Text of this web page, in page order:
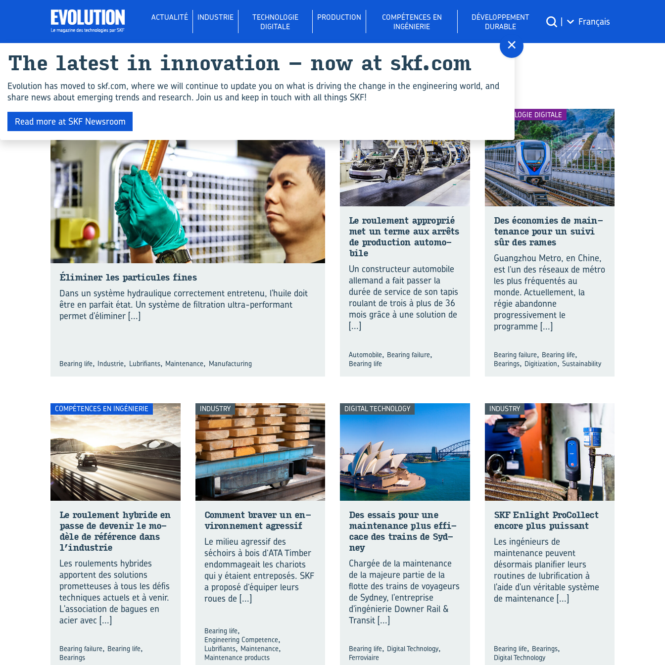
ACTUALITÉ INDUSTRIE
TECHNOLOGIE
DIGITALE
PRODUCTION
COMPÉTENCES EN
INGÉNIERIE
DÉVELOPPEMENT
DURABLE
| Français
All ar­ticles for "Bea­ring life"
INDUSTRIE
Éli­mi­ner les par­ti­cules fines
Dans un système hydraulique correctement entretenu, l'huile doit
être en parfait état. Un système de filtration ultra-performant
permet d'éliminer [...]
Bearing life, Industrie, Lubrifiants, Maintenance, Manufacturing
Le rou­le­ment ap­pro­prié
met un terme aux ar­rêts
de pro­duc­tion au­to­mo­
bile
Un constructeur automobile
allemand a fait passer la
durée de service de son tapis
roulant de trois à plus de 36
mois grâce à une solution de
[...]
Automobile, Bearing failure,
Bearing life
TECHNOLOGIE DIGITALE
Des éco­no­mies de main­
te­nance pour un suivi
sûr des rames
Guangzhou Metro, en Chine,
est l’un des réseaux de métro
les plus fréquentés au
monde. Actuellement, la
régie abandonne
progressivement le
programme [...]
Bearing failure, Bearing life,
Bearings, Digitization, Sustainability
COMPÉTENCES EN INGÉNIERIE
Le rou­le­ment ‍hybride en
passe de de­ve­nir le mo­
dèle de ré­fé­rence dans
l’in­dus­trie
Les roulements hybrides
apportent des solutions
prometteuses à tous les défis
techniques actuels et à venir.
L'association de bagues en
acier avec [...]
Bearing failure, Bearing life,
Bearings
INDUSTRY
Com­ment bra­ver un en­
vi­ron­ne­ment agres­sif
Le milieu agressif des
séchoirs à bois d’ATA Timber
endommageait les chariots
qui y étaient entreposés. SKF
a proposé d’équiper leurs
roues de [...]
Bearing life,
Engineering Competence,
Lubrifiants, Maintenance,
Maintenance products
DIGITAL TECHNOLOGY
Des es­sais pour une
main­te­nance plus ef­fi­
cace des trains de Syd­
ney
Chargée de la maintenance
de la majeure partie de la
flotte des trains de voyageurs
de Sydney, l'entreprise
d'ingénierie Downer Rail &
Transit [...]
Bearing life, Digital Technology,
Ferroviaire
INDUSTRY
SKF En­light Pro­Col­lect
en­core plus puis­sant
Les ingénieurs de
maintenance peuvent
désormais planifier leurs
routines de lubrification à
l'aide d'un véritable système
de maintenance [...]
Bearing life, Bearings,
Digital Technology
×
The la­test in in­no­va­tion – now at skf.com
Evolution has moved to skf.com, where we will continue to update you on what is driving the change in the engineering world, and
share news about emerging trends and research. Join us and keep in touch with all things SKF!
Read more at SKF Newsroom